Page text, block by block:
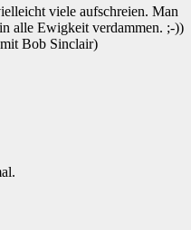
viele aufschreien. Man
alle Ewigkeit verdammen. ;-))
Bob Sinclair)